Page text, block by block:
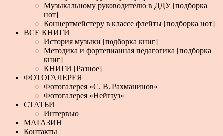
Музыкальному руководителю в ДДУ [подборка
нот]
Концертмейстеру в классе флейты [подборка нот]
ВСЕ КНИГИ
История музыки [подборка книг]
Методика и фортепианная педагогика [подборка
книг]
КНИГИ [Разное]
ФОТОГАЛЕРЕЯ
Фотогалерея «С. В. Рахманинов»
Фотогалерея «Нейгауз»
СТАТЬИ
Интервью
МАГАЗИН
Контакты